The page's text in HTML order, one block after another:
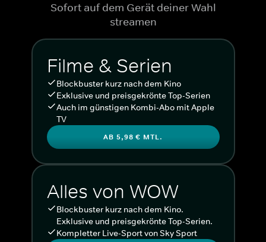
Sofort auf dem Gerät deiner Wahl
streamen
Filme & Serien
Blockbuster kurz nach dem Kino
Exklusive und preisgekrönte Top-Serien
Auch im günstigen Kombi-Abo mit Apple
TV
AB 5,98 € MTL.
Alles von WOW
Blockbuster kurz nach dem Kino.
Exklusive und preisgekrönte Top-Serien.
Kompletter Live-Sport von Sky Sport